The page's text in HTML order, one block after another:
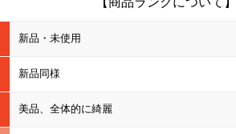
新品・未使用
新品同様
美品、全体的に綺麗